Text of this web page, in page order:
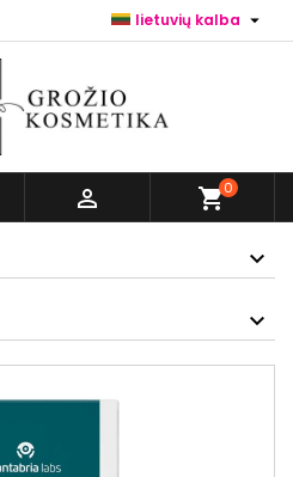
lietuvių kalba 
 shopping_cart0